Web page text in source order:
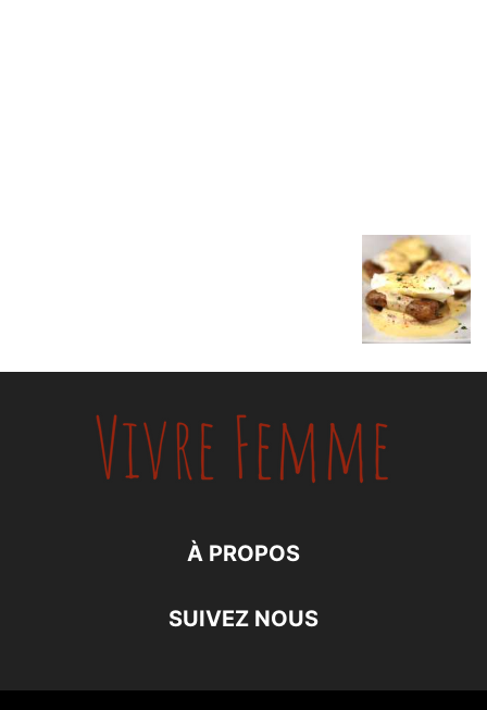
À PROPOS
SUIVEZ NOUS